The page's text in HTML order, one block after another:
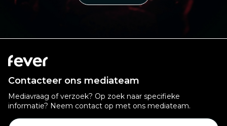
Contacteer ons mediateam
Mediavraag of verzoek? Op zoek naar specifieke
informatie? Neem contact op met ons mediateam.